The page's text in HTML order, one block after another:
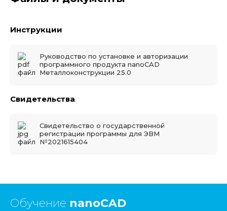
Инструкции
Руководство по установке и авторизации
программного продукта nanoCAD
Металлоконструкции 25.0
Свидетельства
Свидетельство о государственной
регистрации программы для ЭВМ
№2021615404
Обучение nanoCAD